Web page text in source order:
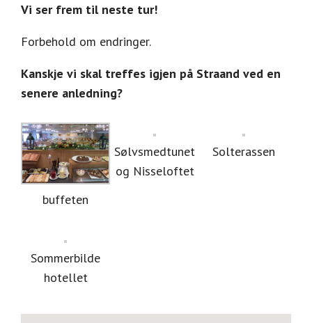
Vi ser frem til neste tur!
Forbehold om endringer.
Kanskje vi skal treffes igjen på Straand ved en
senere anledning?
buffeten
Sølvsmedtunet
og Nisseloftet
Solterassen
Sommerbilde
hotellet